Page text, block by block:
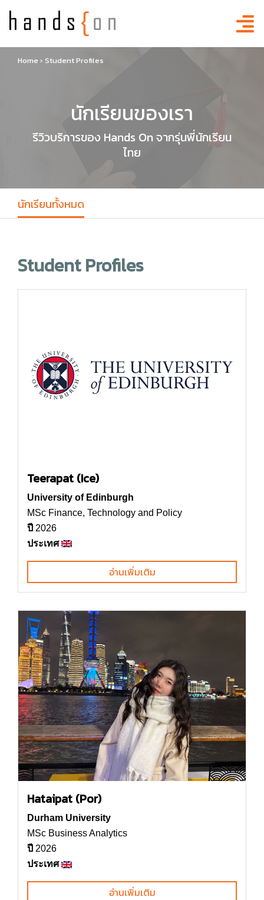
Home › Student Profiles
นักเรียนของเรา
รีวิวบริการของ Hands On จากรุ่นพี่นักเรียน
ไทย
นักเรียนทั้งหมด
Student Profiles
Teerapat (Ice)
University of Edinburgh
MSc Finance, Technology and Policy
ปี 2026
ประเทศ
อ่านเพิ่มเติม
Hataipat (Por)
Durham University
MSc Business Analytics
ปี 2026
ประเทศ
อ่านเพิ่มเติม